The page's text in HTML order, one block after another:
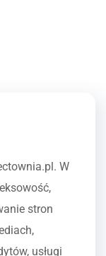
W
stron
usługi